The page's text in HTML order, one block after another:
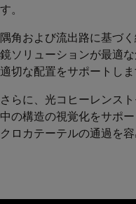
す。
隅角および流出路に基づ
鏡ソリューションが最適
適切な配置をサポートしま
さらに、光コヒーレンス
中の構造の視覚化をサポ
クロカテーテルの通過を